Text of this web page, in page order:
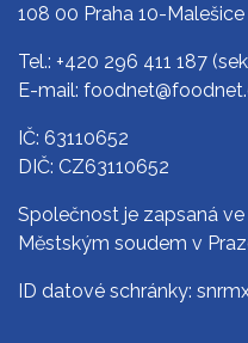
108 00 Praha 10-Malešice
Tel.: +420 296 411 187
E-mail:
IČ: 63110652
DIČ: CZ63110652
Společnost je zapsaná
Městským soudem v
ID datové schránky: